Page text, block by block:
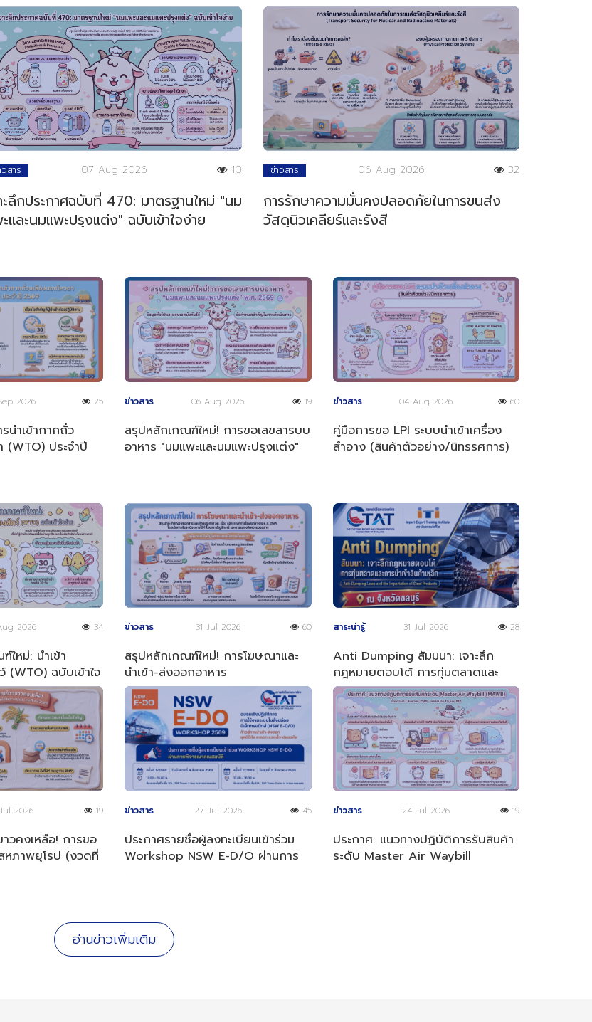
วสาร 07 Aug 2026 10
ะลึกประกาศฉบับที่ 470: มาตรฐานใหม่ "นม
และนมแพะปรุงแต่ง" ฉบับเข้าใจง่าย
ข่าวสาร 06 Aug 2026 32
การรักษาความมั่นคงปลอดภัยในการขนส่ง
วัสดุนิวเคลียร์และรังสี
2026 25
รนำเข้ากากถั่ว
(WTO) ประจำปี
ข่าวสาร 06 Aug 2026 19
สรุปหลักเกณฑ์ใหม่! การขอเลขสารบบ
อาหาร "นมแพะและนมแพะปรุงแต่ง"
ข่าวสาร 04 Aug 2026 60
คู่มือการขอ LPI ระบบนำเข้าเครื่อง
สำอาง (สินค้าตัวอย่าง/นิทรรศการ)
2026 34
ใหม่: นำเข้า
(WTO) ฉบับเข้าใจ
ข่าวสาร 31 Jul 2026 60
สรุปหลักเกณฑ์ใหม่! การโฆษณาและ
นำเข้า-ส่งออกอาหาร
สาระน่ารู้ 31 Jul 2026 28
Anti Dumping สัมมนา: เจาะลึก
กฎหมายตอบโต้ การทุ่มตลาดและ
การนำเข้าสินค้าเหล็ก
2026 19
วคงเหลือ! การขอ
หภาพยุโรป (งวดที่
ข่าวสาร 27 Jul 2026 45
ประกาศรายชื่อผู้ลงทะเบียนเข้าร่วม
Workshop NSW E-D/O ผ่านการ
ข่าวสาร 24 Jul 2026 19
ประกาศ: แนวทางปฏิบัติการรับสินค้า
ระดับ Master Air Waybill
อ่านข่าวเพิ่มเติม